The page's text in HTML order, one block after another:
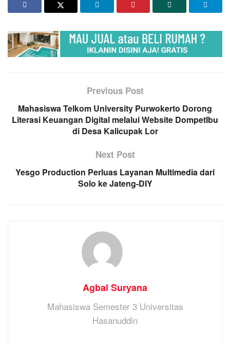
Previous Post
Mahasiswa Telkom University Purwokerto Dorong
Literasi Keuangan Digital melalui Website DompetIbu
di Desa Kalicupak Lor
Next Post
Yesgo Production Perluas Layanan Multimedia dari
Solo ke Jateng-DIY
Agbal Suryana
Mahasiswa Semester 3 Universitas
Hasanuddin